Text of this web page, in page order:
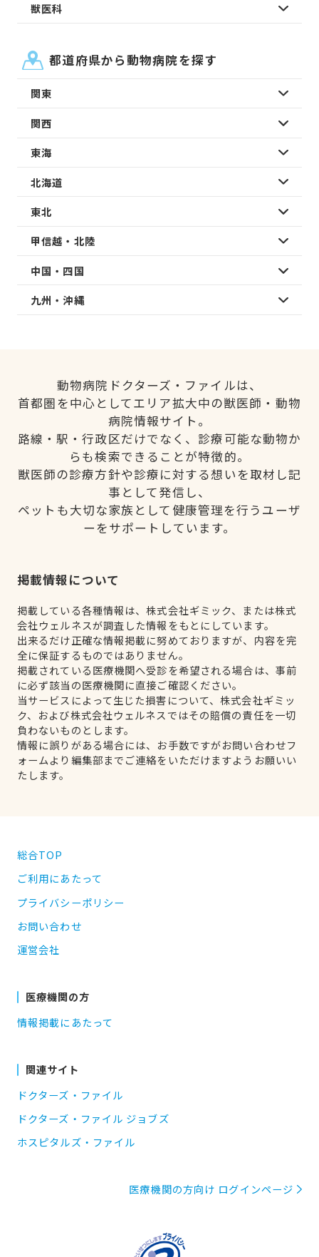
獣医科
都道府県から動物病院を探す
関東
関西
東海
北海道
東北
甲信越・北陸
中国・四国
九州・沖縄
動物病院ドクターズ・ファイルは、
首都圏を中心としてエリア拡大中の獣医師・動物
病院情報サイト。
路線・駅・行政区だけでなく、診療可能な動物か
らも検索できることが特徴的。
獣医師の診療方針や診療に対する想いを取材し記
事として発信し、
ペットも大切な家族として健康管理を行うユーザ
ーをサポートしています。
掲載情報について
掲載している各種情報は、株式会社ギミック、または株式
会社ウェルネスが調査した情報をもとにしています。
出来るだけ正確な情報掲載に努めておりますが、内容を完
全に保証するものではありません。
掲載されている医療機関へ受診を希望される場合は、事前
に必ず該当の医療機関に直接ご確認ください。
当サービスによって生じた損害について、株式会社ギミッ
ク、および株式会社ウェルネスではその賠償の責任を一切
負わないものとします。
情報に誤りがある場合には、お手数ですがお問い合わせフ
ォームより編集部までご連絡をいただけますようお願いい
たします。
総合TOP
ご利用にあたって
プライバシーポリシー
お問い合わせ
運営会社
医療機関の方
情報掲載にあたって
関連サイト
ドクターズ・ファイル
ドクターズ・ファイル ジョブズ
ホスピタルズ・ファイル
医療機関の方向け ログインページ